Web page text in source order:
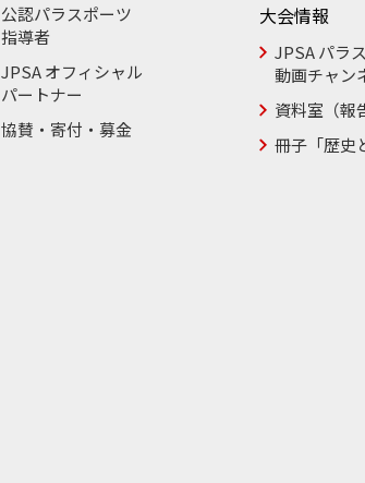
公認パラスポーツ
指導者
JPSA オフィシャル
パートナー
協賛・寄付・募金
大会情報
JPSA パラ
動画チャン
資料室（報
冊子「歴史